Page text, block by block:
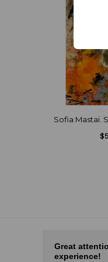
Sofia Mastai.
Muy